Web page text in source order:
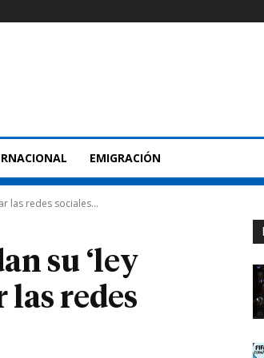
EMIGRACIÓN
las redes sociales...
su ‘ley
las redes